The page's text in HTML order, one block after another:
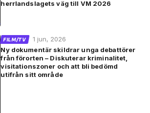
herrlandslagets väg till VM 2026
FILM/TV
1 jun, 2026
Ny dokumentär skildrar unga debattörer
från förorten – Diskuterar kriminalitet,
visitationszoner och att bli bedömd
utifrån sitt område